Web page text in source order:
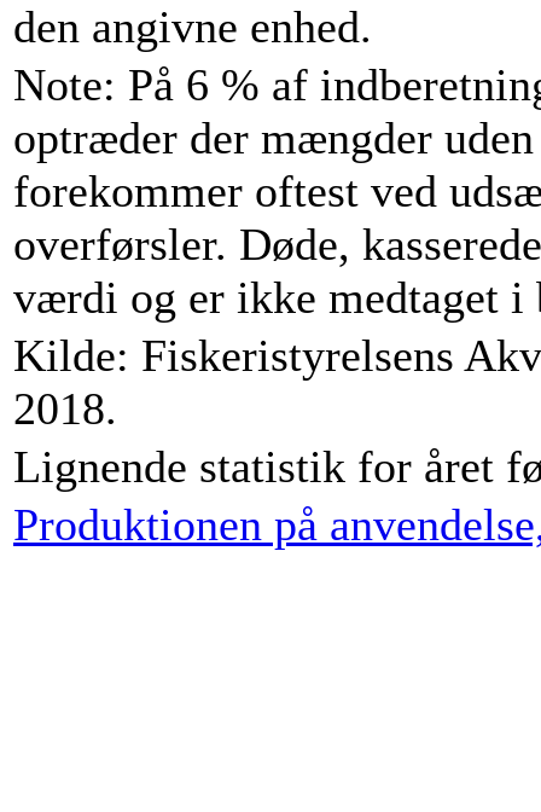
den angivne enhed.
Note: På 6 % af
optræder der mængder
forekommer oftest ved
overførsler. Døde,
værdi og er ikke medtaget i
Kilde: Fiskeristyrelsens
2018.
Lignende statistik for året
Produktionen på